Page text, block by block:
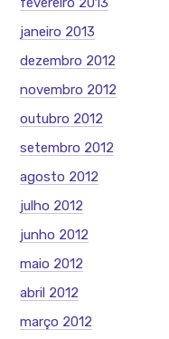
janeiro 2013
dezembro 2012
novembro 2012
outubro 2012
setembro 2012
agosto 2012
julho 2012
junho 2012
maio 2012
abril 2012
março 2012